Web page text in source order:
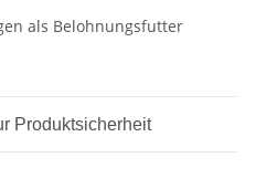
als Belohnungsfutter
Produktsicherheit